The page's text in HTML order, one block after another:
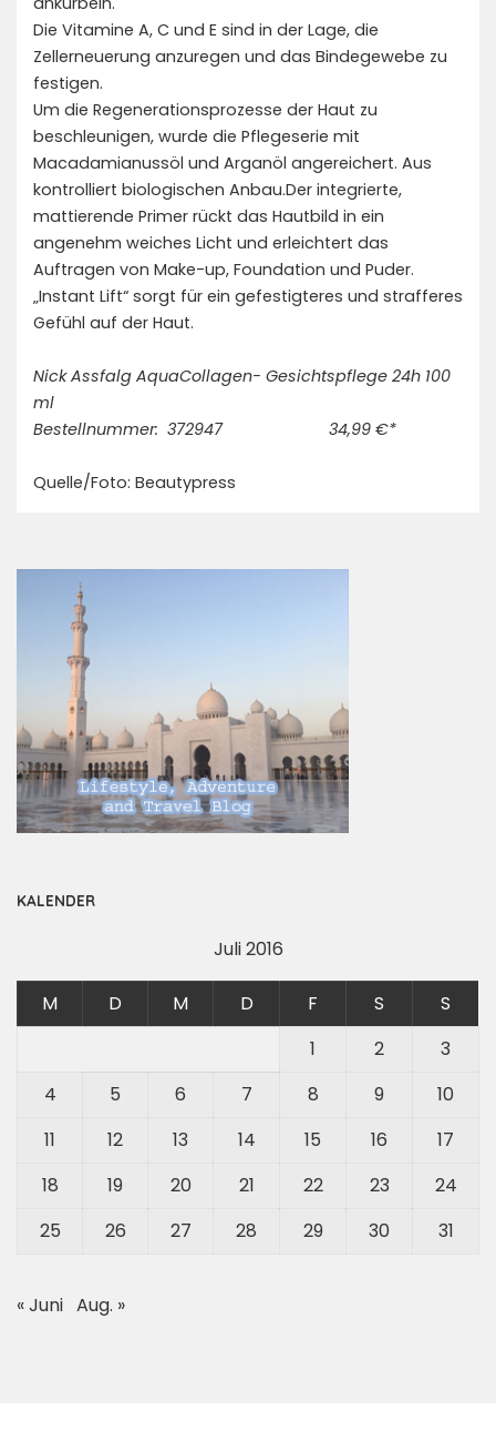
Die Vitamine A, C und E sind in der Lage, die
Zellerneuerung anzuregen und das Bindegewebe zu
festigen.
Um die Regenerationsprozesse der Haut zu
beschleunigen, wurde die Pflegeserie mit
Macadamianussöl und Arganöl angereichert. Aus
kontrolliert biologischen Anbau.Der integrierte,
mattierende Primer rückt das Hautbild in ein
angenehm weiches Licht und erleichtert das
Auftragen von Make-up, Foundation und Puder.
„Instant Lift“ sorgt für ein gefestigteres und strafferes
Gefühl auf der Haut.
Nick Assfalg AquaCollagen- Gesichtspflege 24h 100
ml
Bestellnummer: 372947 34,99 €*
Quelle/Foto: Beautypress
KALENDER
Juli 2016
M D M D F S
S
1
2
3
4
5 6 7 8 9
10
11
12 13 14 15 16
17
18
19 20 21 22 23
24
25
26 27 28 29 30 31
« Juni Aug. »